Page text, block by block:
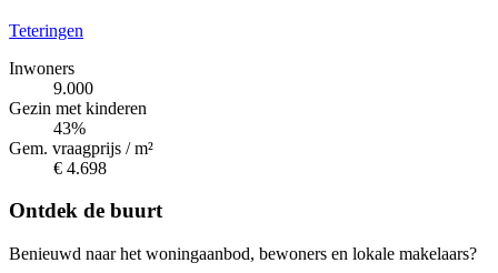
Teteringen
Inwoners
9.000
Gezin met kinderen
43%
Gem. vraagprijs / m²
€ 4.698
Ontdek de buurt
Benieuwd naar het woningaanbod, bewoners en lokale makelaars?